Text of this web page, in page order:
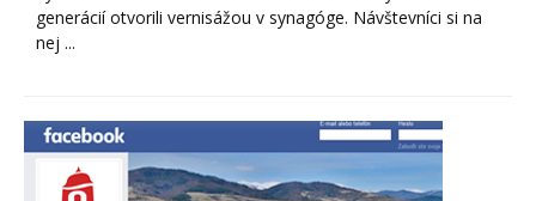
generácií otvorili vernisážou v synagóge. Návštevníci si na
nej ...